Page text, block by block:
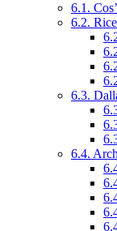
6.1.
6.2.
6.3.
6.4.